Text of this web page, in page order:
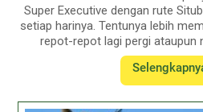
Super Executive dengan rute
setiap harinya. Tentunya lebih
repot-repot lagi pergi ataupun